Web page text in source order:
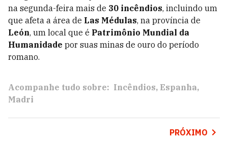
na segunda-feira mais de 30 incêndios, incluindo um
que afeta a área de Las Médulas, na província de
León, um local que é Patrimônio Mundial da
Humanidade por suas minas de ouro do período
romano.
Acompanhe tudo sobre: Incêndios Espanha
Madri
PRÓXIMO